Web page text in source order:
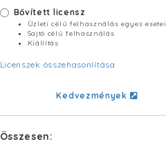
Bővített licensz
Üzleti célú felhasználás egyes esetei
Sajtó célú felhasználás
Kiállítás
Licenszek összehasonlítása
Kedvezmények
Összesen: